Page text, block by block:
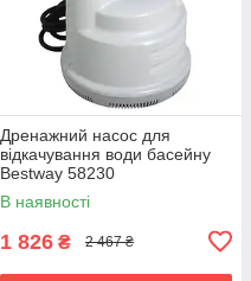
Дренажний насос для
відкачування води басейну
Bestway 58230
В наявності
1 826 ₴ 2 467 ₴